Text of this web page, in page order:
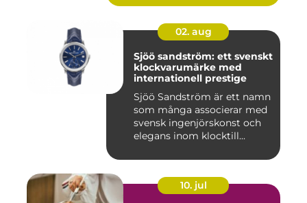
02. aug
Sjöö sandström: ett svenskt
klockvarumärke med
internationell prestige
Sjöö Sandström är ett namn
som många associerar med
svensk ingenjörskonst och
elegans inom klocktill...
10. jul